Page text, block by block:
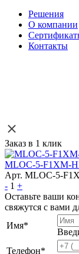
Решения
О компании
Контакты
Заказ в 1 клик
MLOC-5-F1XM-
Арт. MLOC-5-
- 1 +
Оставьте ваши
свяжутся с вами
Имя*
Телефон*